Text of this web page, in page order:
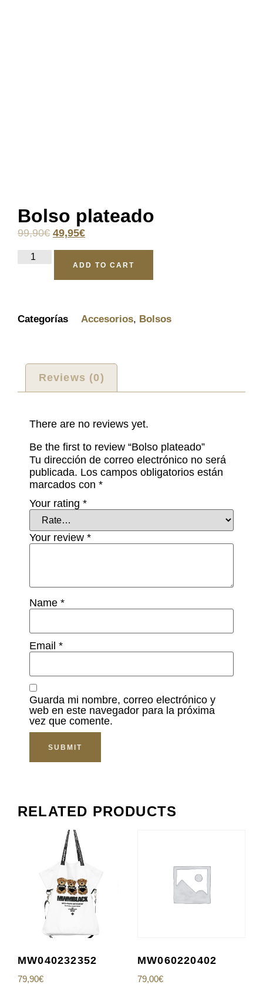
Bolso plateado
99,90€ 49,95€
ADD TO CART
Categorías Accesorios, Bolsos
Reviews (0)
There are no reviews yet.
Be the first to review “Bolso plateado”
Tu dirección de correo electrónico no será
publicada. Los campos obligatorios están
marcados con *
Your rating *
Your review *
Name *
Email *
Guarda mi nombre, correo electrónico y
web en este navegador para la próxima
vez que comente.
RELATED PRODUCTS
MW040232352
79,90€
MW060220402
79,00€